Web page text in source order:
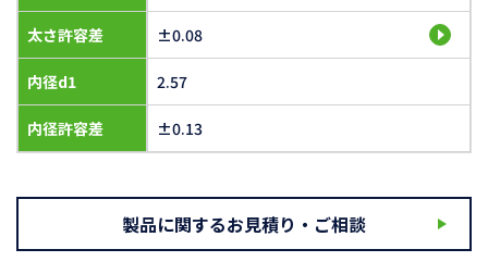
太さ許容差
内径d1
内径許容差
±0.08
2.57
±0.13
製品に関するお見積り・ご相談